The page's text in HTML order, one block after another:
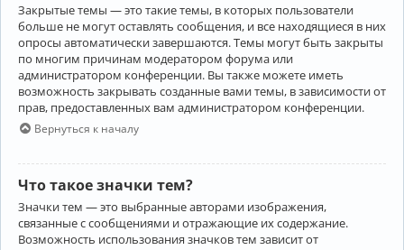
Закрытые темы — это такие темы, в которых пользователи
больше не могут оставлять сообщения, и все находящиеся в них
опросы автоматически завершаются. Темы могут быть закрыты
по многим причинам модератором форума или
администратором конференции. Вы также можете иметь
возможность закрывать созданные вами темы, в зависимости от
прав, предоставленных вам администратором конференции.
Вернуться к началу
Что такое значки тем?
Значки тем — это выбранные авторами изображения,
связанные с сообщениями и отражающие их содержание.
Возможность использования значков тем зависит от